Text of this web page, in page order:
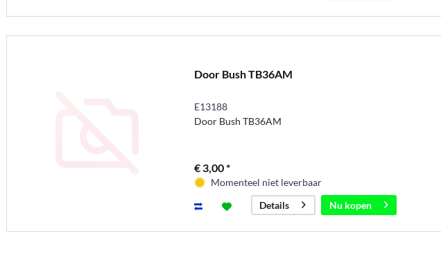
Door Bush TB36AM
E13188
Door Bush TB36AM
€ 3,00 *
Momenteel niet leverbaar
Details
Nu kopen